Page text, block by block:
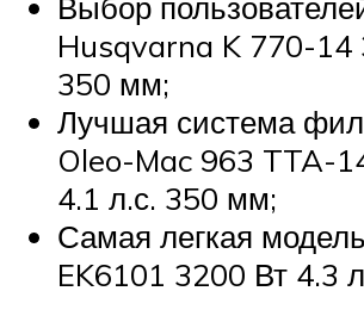
Husqvarna K 770-14
350 мм;
Лучшая система
Oleo-Mac 963 TTA-
4.1 л.с. 350 мм;
Самая легкая
EK6101 3200 Вт 4.3